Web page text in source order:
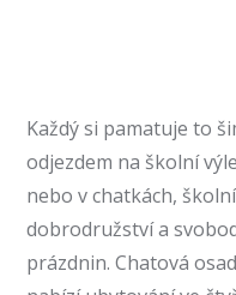
Každý si pamatuje to
odjezdem na školní
nebo v chatkách,
dobrodružství a
prázdnin. Chatová